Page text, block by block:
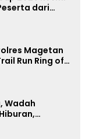
dari
Magetan
Run Ring of
Wadah